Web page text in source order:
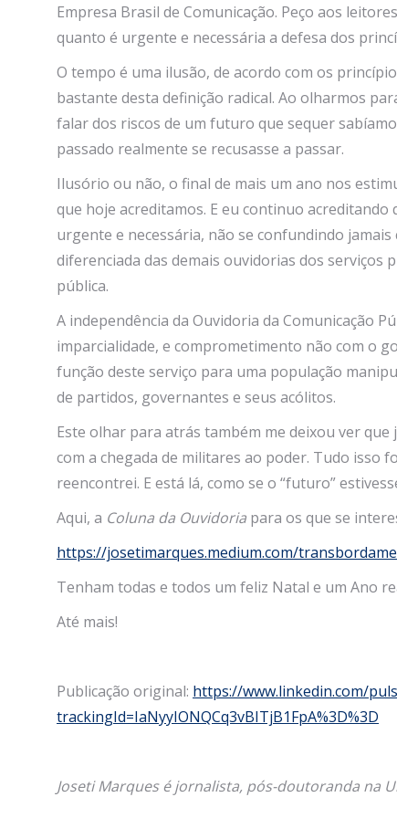
Empresa Brasil de Comunicação. Peço aos
quanto é urgente e necessária a defesa dos
O tempo é uma ilusão, de acordo com os
bastante desta definição radical. Ao olharmos
falar dos riscos de um futuro que sequer
passado realmente se recusasse a passar.
Ilusório ou não, o final de mais um ano nos
que hoje acreditamos. E eu continuo
urgente e necessária, não se confundindo
diferenciada das demais ouvidorias dos serviços
pública.
A independência da Ouvidoria da Comunicação
imparcialidade, e comprometimento não com o
função deste serviço para uma população
de partidos, governantes e seus acólitos.
Este olhar para atrás também me deixou ver
com a chegada de militares ao poder. Tudo isso
reencontrei. E está lá, como se o “futuro”
Aqui, a Coluna da Ouvidoria para os que se
https://josetimarques.medium.com/
Tenham todas e todos um feliz Natal e um Ano
Até mais!
Publicação original: https://www.linkedin.com/
trackingId=IaNyyIONQCq3vBITjB1FpA%3D%3D
Joseti Marques é jornalista, pós-doutoranda na